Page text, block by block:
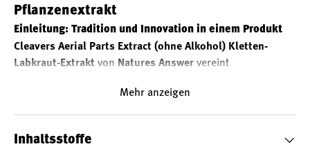
Pflanzenextrakt
Einleitung: Tradition und Innovation in einem Produkt
Cleavers Aerial Parts Extract (ohne Alkohol) Kletten-
Labkraut-Extrakt von Natures Answer vereint
schonenden Extraktionsverfahren. Mit einer Dosierung von
2000 mg Kletten-Labkraut-Extrakt (Galium aparine L.) pro
hochwertige, vegane und alkoholfreie Ergänzung für
Mehr anzeigen
Inhaltsstoffe